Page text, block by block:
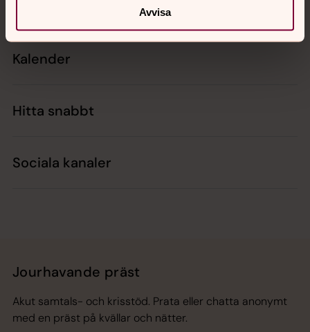
Avvisa
Kalender
Hitta snabbt
Sociala kanaler
Jourhavande präst
Akut samtals- och krisstöd. Prata eller chatta anonymt
med en präst på kvällar och nätter.